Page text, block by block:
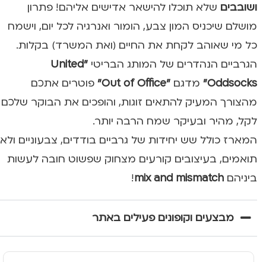
ושובבים שלא תוכלו להישאר אדישים אליהם! פתרון
מושלם שיכניס המון צבע, הומור ואנרגיה לכל יום, וישמח
כל מי שאוהב לקחת את החיים (ואת המשרד) בקלות.
הגרביים הנהדרים של המותג הבריטי "United
Oddsocks" מדגם "Out of Office"
פוטרים אתכם
מהצורך המעיק להתאים זוגות, והופכים את הבוקר שלכם
לקל, מהיר ובעיקר שמח הרבה יותר.
המארז כולל שש יחידות של גרביים בודדים, צבעוניים ולא
תואמים, בעיצובים קורעים מצחוק שפשוט חובה לעשות
ביניהם mix and mismatch
!
מבצעים וקופונים פעילים באתר